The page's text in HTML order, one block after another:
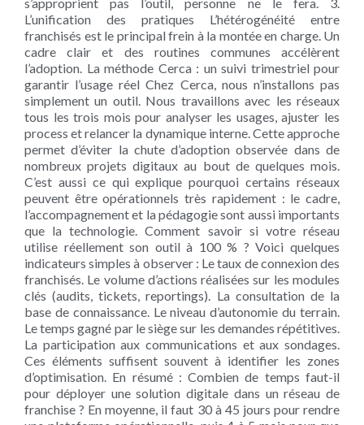
L’unification des pratiques L’hétérogénéité entre
franchisés est le principal frein à la montée en charge. Un
cadre clair et des routines communes accélèrent
l’adoption. La méthode Cerca : un suivi trimestriel pour
garantir l’usage réel Chez Cerca, nous n’installons pas
simplement un outil. Nous travaillons avec les réseaux
tous les trois mois pour analyser les usages, ajuster les
process et relancer la dynamique interne. Cette approche
permet d’éviter la chute d’adoption observée dans de
nombreux projets digitaux au bout de quelques mois.
C’est aussi ce qui explique pourquoi certains réseaux
peuvent être opérationnels très rapidement : le cadre,
l’accompagnement et la pédagogie sont aussi importants
que la technologie. Comment savoir si votre réseau
utilise réellement son outil à 100 % ? Voici quelques
indicateurs simples à observer : Le taux de connexion des
franchisés. Le volume d’actions réalisées sur les modules
clés (audits, tickets, reportings). La consultation de la
base de connaissance. Le niveau d’autonomie du terrain.
Le temps gagné par le siège sur les demandes répétitives.
La participation aux communications et aux sondages.
Ces éléments suffisent souvent à identifier les zones
d’optimisation. En résumé : Combien de temps faut-il
pour déployer une solution digitale dans un réseau de
franchise ? En moyenne, il faut 30 à 45 jours pour rendre